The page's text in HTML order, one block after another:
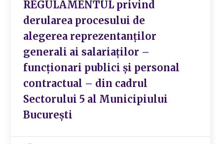
REGULAMENTUL privind
derularea procesului de
alegerea reprezentanților
generali ai salariaţilor –
funcţionari publici și personal
contractual – din cadrul
Sectorului 5 al Municipiului
București